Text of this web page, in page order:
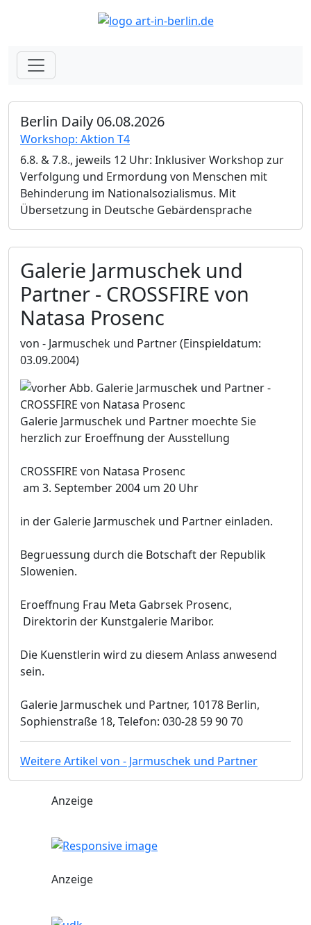
Berlin Daily 06.08.2026
Workshop: Aktion T4
6.8. & 7.8., jeweils 12 Uhr: Inklusiver Workshop zur
Verfolgung und Ermordung von Menschen mit
Behinderung im Nationalsozialismus. Mit
Übersetzung in Deutsche Gebärdensprache
Galerie Jarmuschek und
Partner - CROSSFIRE von
Natasa Prosenc
von - Jarmuschek und Partner(Einspieldatum:
03.09.2004)
Galerie Jarmuschek und Partner moechte Sie
herzlich zur Eroeffnung der Ausstellung
CROSSFIRE von Natasa Prosenc
am 3. September 2004 um 20 Uhr
in der Galerie Jarmuschek und Partner einladen.
Begruessung durch die Botschaft der Republik
Slowenien.
Eroeffnung Frau Meta Gabrsek Prosenc,
Direktorin der Kunstgalerie Maribor.
Die Kuenstlerin wird zu diesem Anlass anwesend
sein.
Galerie Jarmuschek und Partner, 10178 Berlin,
Sophienstraße 18, Telefon: 030-28 59 90 70
Weitere Artikel von - Jarmuschek und Partner
Anzeige
Anzeige